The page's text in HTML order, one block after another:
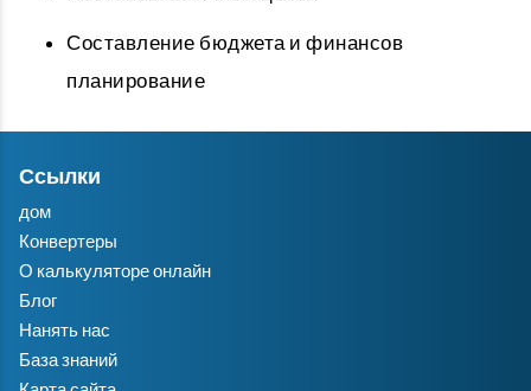
Составление бюджета и финансов
планирование
Ссылки
дом
Конвертеры
О калькуляторе онлайн
Блог
Нанять нас
База знаний